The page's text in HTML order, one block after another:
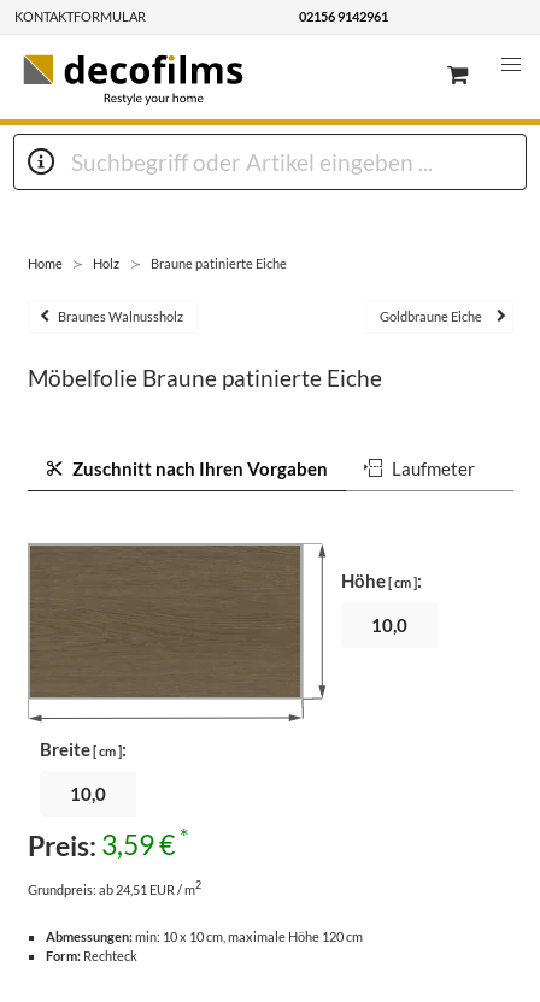
KONTAKTFORMULAR 02156 9142961
Home Holz Braune patinierte Eiche
Braunes Walnussholz Goldbraune Eiche
Möbelfolie Braune patinierte Eiche
Zuschnitt nach Ihren Vorgaben Laufmeter
Breite[ cm ]:
Höhe[ cm ]:
Preis: 3,59 € *
Grundpreis: ab 24,51 EUR / m2
Abmessungen:min: 10 x 10 cm, maximale Höhe 120 cm
Form:Rechteck